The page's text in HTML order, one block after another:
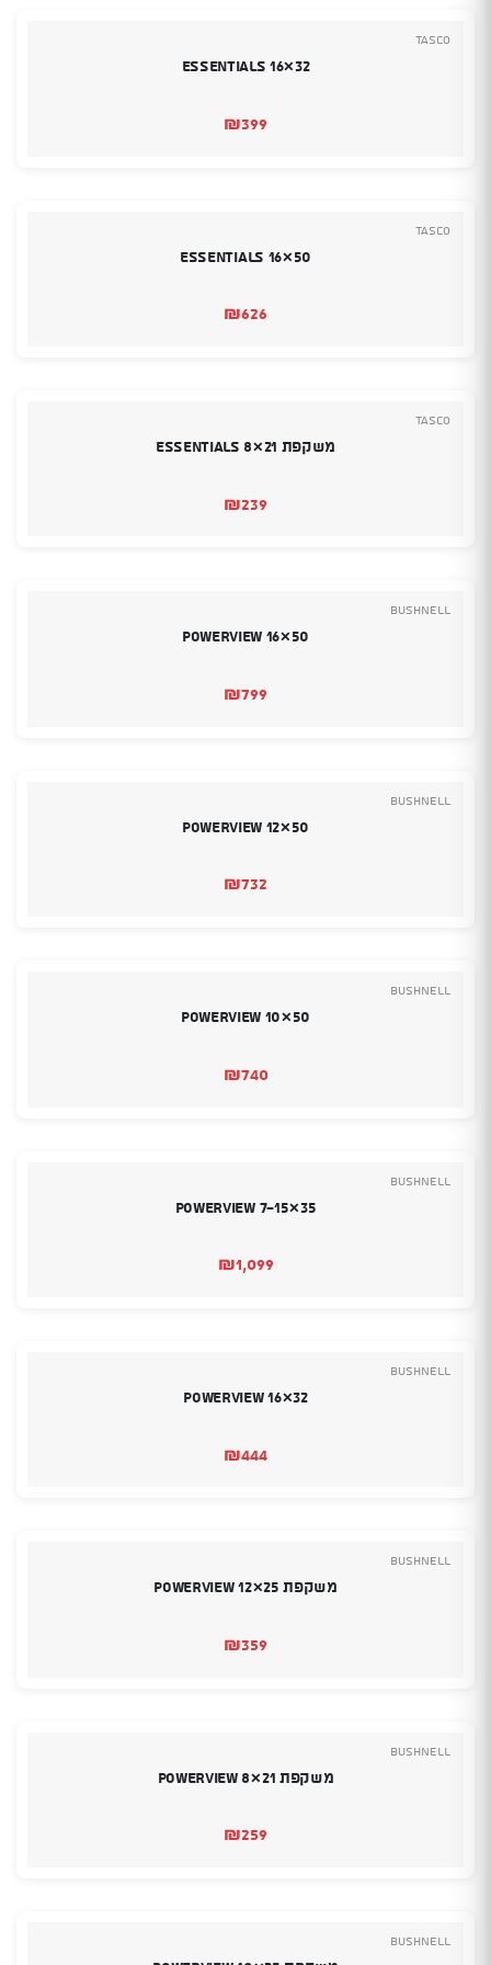
Tasco
Essentials 16×32
₪399
Tasco
Essentials 16×50
₪626
Tasco
משקפת Essentials 8×21
₪239
Bushnell
Powerview 16×50
₪799
Bushnell
Powerview 12×50
₪732
Bushnell
Powerview 10×50
₪740
Bushnell
Powerview 7-15×35
₪1,099
Bushnell
Powerview 16×32
₪444
Bushnell
משקפת Powerview 12×25
₪359
Bushnell
משקפת Powerview 8×21
₪259
Bushnell